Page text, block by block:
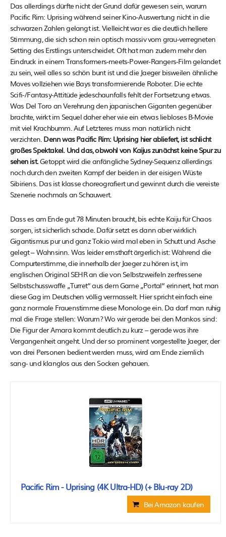
Das allerdings dürfte nicht der Grund dafür gewesen sein, warum
Pacific Rim: Uprising während seiner Kino-Auswertung nicht in die
schwarzen Zahlen gelangt ist. Vielleicht war es die deutlich hellere
Stimmung, die sich schon rein optisch massiv vom grau-verregneten
Setting des Erstlings unterscheidet. Oft hat man zudem mehr den
Eindruck in einem Transformers-meets-Power-Rangers-Film gelandet
zu sein, weil alles so schön bunt ist und die Jaeger bisweilen ähnliche
Moves vollziehen wie Bays transformierende Roboter. Die echte
Scifi-/Fantasy-Attitüde jedeschaunfalls fehlt der Fortsetzung etwas.
Was Del Toro an Verehrung den japanischen Giganten gegenüber
brachte, wirkt im Sequel daher eher wie ein etwas liebloses B-Movie
mit viel Krachbumm. Auf Letzteres muss man natürlich nicht
verzichten. Denn was Pacific Rim: Uprising hier abliefert, ist schlicht
großes Spektakel. Und das, obwohl von Kaijus zunächst keine Spur zu
sehen ist.Getoppt wird die anfängliche Sydney-Sequenz allerdings
noch durch den zweiten Kampf der beiden in der eisigen Wüste
Sibiriens. Das ist klasse choreografiert und gewinnt durch die vereiste
Szenerie nochmals an Schauwert.
Dass es am Ende gut 78 Minuten braucht, bis echte Kaiju für Chaos
sorgen, ist sicherlich schade. Dafür setzt es dann aber wirklich
Gigantismus pur und ganz Tokio wird mal eben in Schutt und Asche
gelegt – Wahnsinn. Was leider ernsthaft ärgerlich ist: Während die
Compurterstimme, die innerhalb der Jaeger zu hören ist, im
englischen Original SEHR an die von Selbstzweifeln zerfressene
Selbstschusswaffe „Turret“ aus dem Game „Portal“ erinnert, hat man
diese Gag im Deutschen völlig vermasselt. Hier spricht einfach eine
ganz normale Frauenstimme diese Monologe ein. Da darf man ruhig
mal die Frage stellen: Warum? Wo wir gerade bei den Mankos sind:
Die Figur der Amara kommt deutlich zu kurz – gerade was ihre
Vergangenheit angeht. Und der so prominent vorgestellte Jaeger, der
von drei Personen bedient werden muss, wird am Ende ziemlich
sang- und klanglos aus den Socken gehauen.
Pacific Rim - Uprising (4K Ultra-HD) (+ Blu-ray 2D)
Bei Amazon kaufen